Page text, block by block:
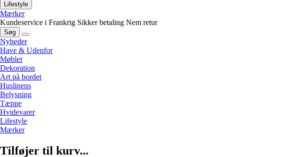
Lifestyle
Mærker
Kundeservice i Frankrig Sikker betaling Nem retur
Søg
Nyheder
Have & Udenfor
Møbler
Dekoration
Art på bordet
Huslinens
Belysning
Tæppe
Hvidevarer
Lifestyle
Mærker
Tilføjer til kurv...